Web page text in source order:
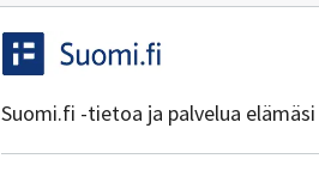
Suomi.fi -tietoa ja palvelua